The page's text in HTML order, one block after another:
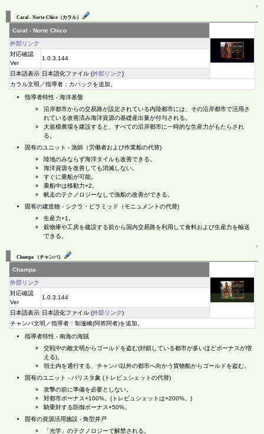
↑
Caral - Norte Chico（カラル）
Caral - Norte Chico
外部リンク
対応確認
Ver
1.0.3.144
日本語表示 日本語化ファイル (外部リンク)
カラル文明／指導者：カパックを追加。
指導者特性 - 海洋基盤
沿岸都市からの交易路が設定されている内陸都市には、その沿岸都市で活用さ
れている改善済み海洋資源の基礎産出量が付与される。
大規模農場を建設すると、すべての沿岸都市に一時的な生産力がもたらされ
る。
固有のユニット - 漁師（労働者および作業船の代替)
陸地のみならず海洋タイルも改善できる。
海洋資源を改善しても消滅しない。
すぐに乗船が可能。
乗船中は移動力+2。
帆走のテクノロジーなしで漁船の改善ができる。
固有の建造物 - シクラ・ピラミッド（モニュメントの代替)
生産力+1。
穀物庫や工房を建設する前から国内交易路を利用して食料および生産力を輸送
できる。
↑
Champa （チャンパ）
Champa
外部リンク
対応確認
Ver
1.0.3.144
日本語表示 日本語化ファイル (外部リンク)
チャンパ文明／指導者：制篷峨(阿答阿者)を追加。
指導者特性 - 南海の海賊
交戦中の敵文明からゴールドを盗む(封鎖している都市が多いほどボーナスが増
える)。
領土内を通行する、チャンパ以外の都市へ向かう貨物船からゴールドを盗む。
固有のユニット - バリスタ象 (トレビュシェットの代替)
攻撃の前に準備を必要としない。
対都市ボーナス+100%。(トレビュシェットは+200%。)
騎乗対する防御ボーナス+50%。
固有の資源活用施設 - 角型井戸
「光学」のテクノロジーで解禁される。